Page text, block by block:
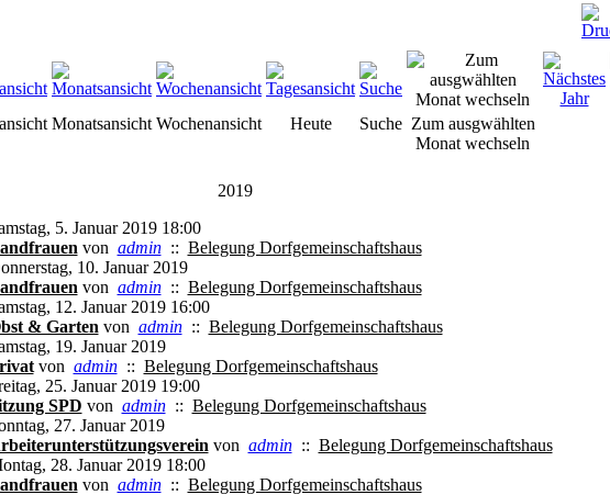
Monatsansicht Wochenansicht Heute Suche Zum ausgwählten
Monat wechseln
2019
5. Januar 2019 18:00
von admin:: Belegung Dorfgemeinschaftshaus
10. Januar 2019
von admin:: Belegung Dorfgemeinschaftshaus
12. Januar 2019 16:00
& Garten von admin:: Belegung Dorfgemeinschaftshaus
19. Januar 2019
von admin:: Belegung Dorfgemeinschaftshaus
25. Januar 2019 19:00
SPD von admin:: Belegung Dorfgemeinschaftshaus
27. Januar 2019
von admin:: Belegung Dorfgemeinschaftshaus
28. Januar 2019 18:00
von admin:: Belegung Dorfgemeinschaftshaus